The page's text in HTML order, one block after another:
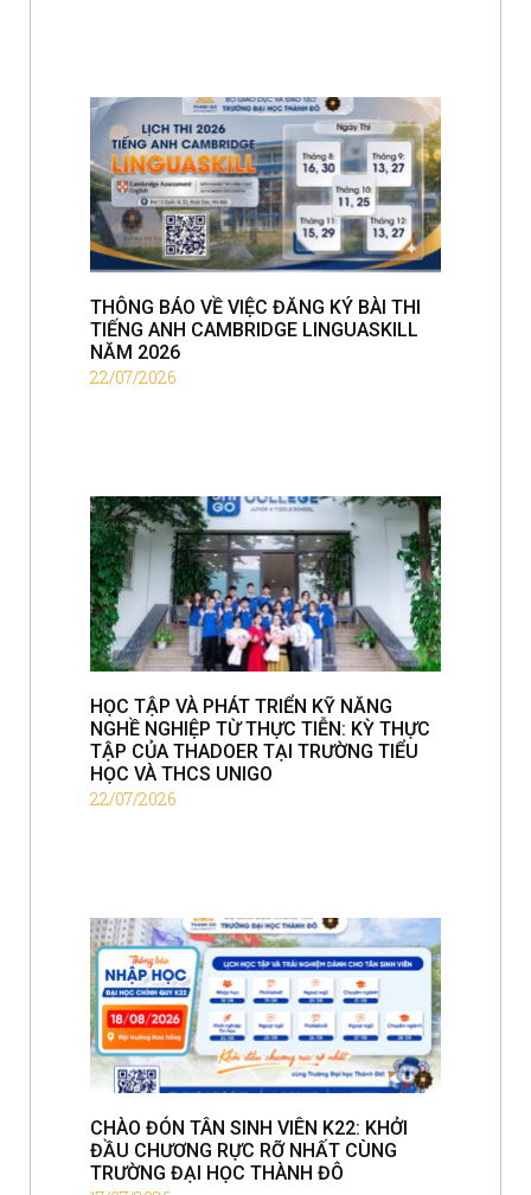
THÔNG BÁO VỀ VIỆC ĐĂNG KÝ BÀI THI
TIẾNG ANH CAMBRIDGE LINGUASKILL
NĂM 2026
22/07/2026
HỌC TẬP VÀ PHÁT TRIỂN KỸ NĂNG
NGHỀ NGHIỆP TỪ THỰC TIỄN: KỲ THỰC
TẬP CỦA THADOER TẠI TRƯỜNG TIỂU
HỌC VÀ THCS UNIGO
22/07/2026
CHÀO ĐÓN TÂN SINH VIÊN K22: KHỞI
ĐẦU CHƯƠNG RỰC RỠ NHẤT CÙNG
TRƯỜNG ĐẠI HỌC THÀNH ĐÔ